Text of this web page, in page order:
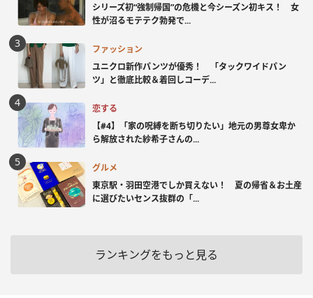
シリーズ初“強制帰国”の危機と今シーズン初キス！ 女
性が沼るモテテク勃発で...
ファッション
ユニクロ新作パンツが優秀！ 「タックワイドパン
ツ」と徹底比較＆着回しコーデ...
恋する
【#4】「家の呪縛を断ち切りたい」地元の男尊女卑か
ら解放された紗希子さんの...
グルメ
東京駅・羽田空港でしか買えない！ 夏の帰省＆お土産
に選びたいセンス抜群の「...
ランキングをもっと見る